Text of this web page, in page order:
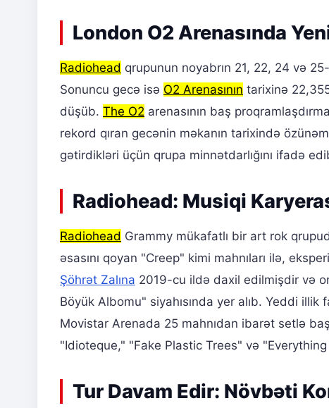
London O2 Arenasında
Radiohead qrupunun noyabrın 21, 22, 24 və
Sonuncu gecə isə O2 Arenasının tarixinə
düşüb. The O2 arenasının baş
rekord qıran gecənin məkanın tarixində
gətirdikləri üçün qrupa minnətdarlığını ifadə
Radiohead: Musiqi
Radiohead Grammy mükafatlı bir art rok
əsasını qoyan "Creep" kimi mahnıları ilə,
Şöhrət Zalına 2019-cu ildə daxil edilmişdir və
Böyük Albomu" siyahısında yer alıb. Yeddi illik
Movistar Arenada 25 mahnıdan ibarət setlə
"Idioteque," "Fake Plastic Trees" və
Tur Davam Edir: Növbəti